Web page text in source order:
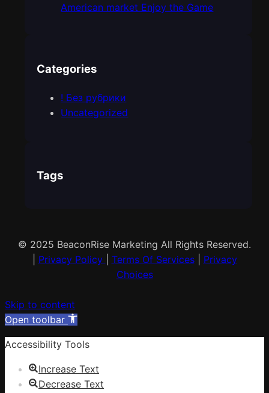
American market Enjoy the Game
Categories
! Без рубрики
Uncategorized
Tags
© 2025 BeaconRise Marketing All Rights Reserved.
Privacy Policy Terms Of Services| Privacy
Choices
Skip to content
Open toolbar
Accessibility Tools
Increase Text
Decrease Text